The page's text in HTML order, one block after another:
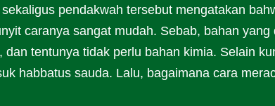
sekaligus pendakwah tersebut mengatakan
caranya sangat mudah. Sebab, bahan
dan tentunya tidak perlu bahan kimia. Selain
habbatus sauda. Lalu, bagaimana cara